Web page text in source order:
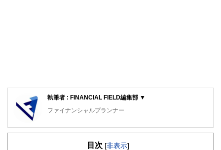
執筆者 : FINANCIAL FIELD編集部 ▼
ファイナンシャルプランナー
FinancialField編集部は、金融、経済に関する記事を、日々
知識がない方でも理解できるようわかりやすく発信していま
目次 [非表示]